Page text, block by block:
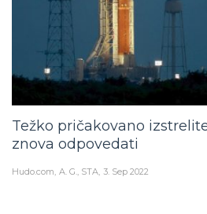
Težko pričakovano
znova odpovedati
Hudo.com A. G., STA 3. Sep 2022